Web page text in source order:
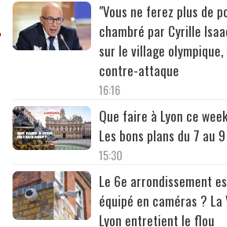
"Vous ne ferez plus de
chambré par Cyrille
sur le village
contre-attaque
16:16
Que faire à Lyon ce
Les bons plans du 7 au
15:30
Le 6e arrondissement
équipé en caméras ? La
Lyon entretient le flou